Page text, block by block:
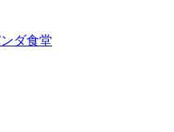
ダ食堂